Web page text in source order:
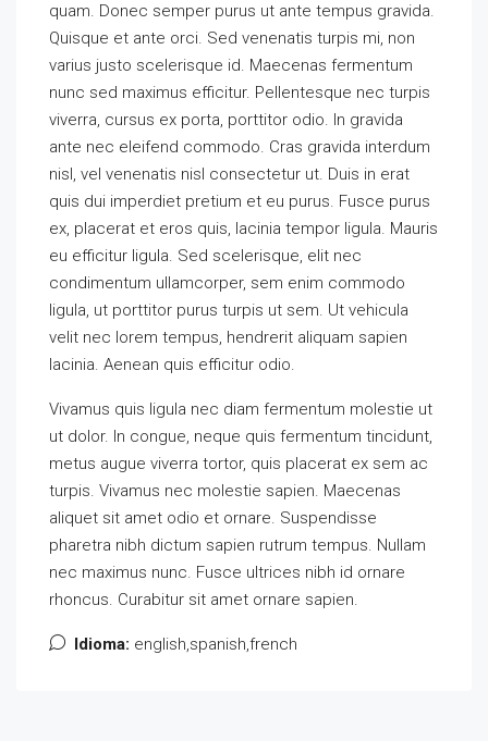
quam. Donec semper purus ut ante tempus gravida.
Quisque et ante orci. Sed venenatis turpis mi, non
varius justo scelerisque id. Maecenas fermentum
nunc sed maximus efficitur. Pellentesque nec turpis
viverra, cursus ex porta, porttitor odio. In gravida
ante nec eleifend commodo. Cras gravida interdum
nisl, vel venenatis nisl consectetur ut. Duis in erat
quis dui imperdiet pretium et eu purus. Fusce purus
ex, placerat et eros quis, lacinia tempor ligula. Mauris
eu efficitur ligula. Sed scelerisque, elit nec
condimentum ullamcorper, sem enim commodo
ligula, ut porttitor purus turpis ut sem. Ut vehicula
velit nec lorem tempus, hendrerit aliquam sapien
lacinia. Aenean quis efficitur odio.
Vivamus quis ligula nec diam fermentum molestie ut
ut dolor. In congue, neque quis fermentum tincidunt,
metus augue viverra tortor, quis placerat ex sem ac
turpis. Vivamus nec molestie sapien. Maecenas
aliquet sit amet odio et ornare. Suspendisse
pharetra nibh dictum sapien rutrum tempus. Nullam
nec maximus nunc. Fusce ultrices nibh id ornare
rhoncus. Curabitur sit amet ornare sapien.
Idioma: english,spanish,french